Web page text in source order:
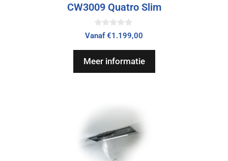
CW3009 Quatro Slim
0
v
5
Vanaf€1.199,00
Meer informatie